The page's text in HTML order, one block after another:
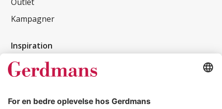
Kampagner
Inspiration
Kundereferencer
Tips & guides